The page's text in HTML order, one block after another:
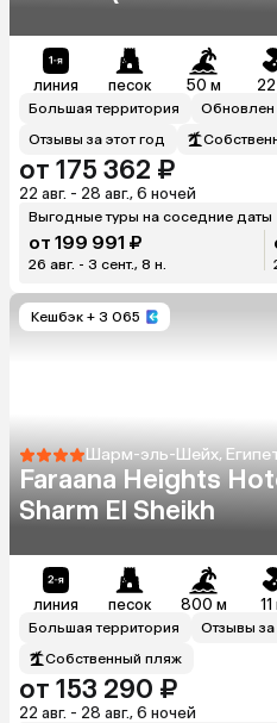
линия песок 50 м
Большая территория
Обновлен
Отзывы за этот год
от 175 362 ₽
22 авг. - 28 авг., 6 ночей
Выгодные туры на соседние даты
от 199 991 ₽
26 авг. - 3 сент., 8 н.
Кешбэк + 3 065
Шарм-эль-Шейх,
Faraana Heights
Sharm El Sheikh
линия песок 800 м
Большая территория
Отзывы за
Собственный пляж
от 153 290 ₽
22 авг. - 28 авг., 6 ночей